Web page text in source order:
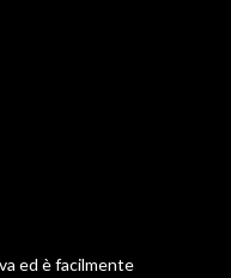
ed è facilmente